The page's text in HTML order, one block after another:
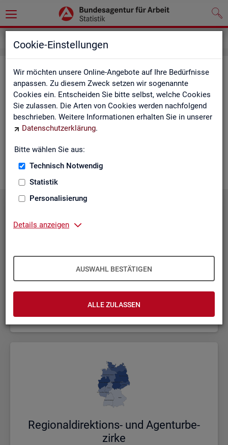
Cookie-Einstellungen
Wir möchten unsere Online-Angebote auf Ihre Bedürfnisse
anpassen. Zu diesem Zweck setzen wir sogenannte
Cookies ein. Entscheiden Sie bitte selbst, welche Cookies
Sie zulassen. Die Arten von Cookies werden nachfolgend
beschrieben. Weitere Informationen erhalten Sie in unserer
Datenschutzerklärung.
Bitte wählen Sie aus:
Technisch Notwendig
Statistik
Personalisierung
Details anzeigen
AUSWAHL BESTÄTIGEN
ALLE ZULASSEN
Sta­tis­ti­ken nach Re­gio­nen
Auf den fol­gen­den Sei­ten fin­den Sie Land­kar­ten und Ta­bel­len
mit den wich­tigs­ten ak­tu­el­len Eck­wer­ten zum Ar­beits- und
Aus­bil­dungs­markt. Über die Land­kar­ten ge­lan­gen Sie zu den
ent­spre­chen­den Zah­len für die von Ihnen ge­wünsch­te Re­gi­on.
grund-In­for­ma­tio­nen zu den re­gio­na­len Glie­de­run­gen zu­sam­
men­ge­stellt.
Bund, Län­der und Krei­se
Politische Gebietsstruktur
Re­gio­nal­di­rek­ti­ons- und Agen­tur­be­
zir­ke